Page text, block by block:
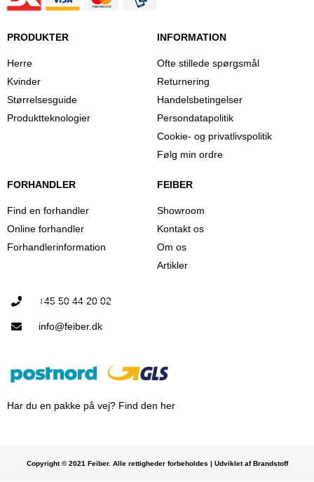
PRODUKTER
Herre
Kvinder
Størrelsesguide
Produktteknologier
INFORMATION
Ofte stillede spørgsmål
Returnering
Handelsbetingelser
Persondatapolitik
Cookie- og privatlivspolitik
Følg min ordre
FORHANDLER
Find en forhandler
Online forhandler
Forhandlerinformation
FEIBER
Showroom
Kontakt os
Om os
Artikler
+45 50 44 20 02
info@feiber.dk
Har du en pakke på vej? Find den her
Copyright © 2021 Feiber. Alle rettigheder forbeholdes | Udviklet af Brandstoff